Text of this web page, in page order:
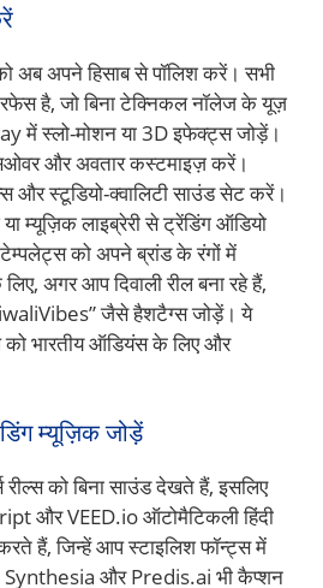
को अब अपने हिसाब से पॉलिश करें। सभी
है, जो बिना टेक्निकल नॉलेज के यूज़
में स्लो-मोशन या 3D इफेक्ट्स जोड़ें।
और अवतार कस्टमाइज़ करें।
स्टूडियो-क्वालिटी साउंड सेट करें।
म्यूज़िक लाइब्रेरी से ट्रेंडिंग ऑडियो
को अपने ब्रांड के रंगों में
अगर आप दिवाली रील बना रहे हैं,
जैसे हैशटैग्स जोड़ें। ये
भारतीय ऑडियंस के लिए और
म्यूज़िक जोड़ें
रील्स को बिना साउंड देखते हैं, इसलिए
और VEED.io ऑटोमैटिकली हिंदी
हैं, जिन्हें आप स्टाइलिश फॉन्ट्स में
और Predis.ai भी कैप्शन